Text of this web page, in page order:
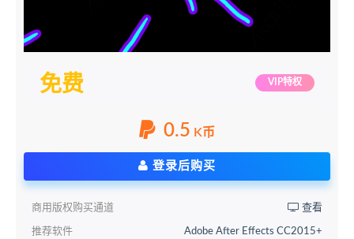
免费 VIP特权
0.5 K币
登录后购买
商用版权购买通道 查看
推荐软件 Adobe After Effects CC2015+